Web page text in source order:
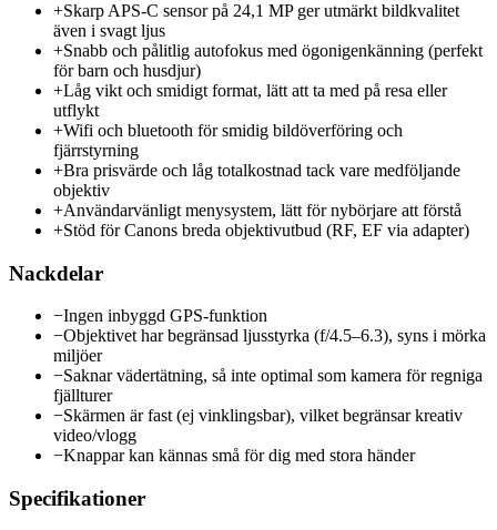
+Skarp APS-C sensor på 24,1 MP ger utmärkt bildkvalitet
även i svagt ljus
+Snabb och pålitlig autofokus med ögonigenkänning (perfekt
för barn och husdjur)
+Låg vikt och smidigt format, lätt att ta med på resa eller
utflykt
+Wifi och bluetooth för smidig bildöverföring och
fjärrstyrning
+Bra prisvärde och låg totalkostnad tack vare medföljande
objektiv
+Användarvänligt menysystem, lätt för nybörjare att förstå
+Stöd för Canons breda objektivutbud (RF, EF via adapter)
Nackdelar
−Ingen inbyggd GPS-funktion
−Objektivet har begränsad ljusstyrka (f/4.5–6.3), syns i mörka
miljöer
−Saknar vädertätning, så inte optimal som kamera för regniga
fjällturer
−Skärmen är fast (ej vinklingsbar), vilket begränsar kreativ
video/vlogg
−Knappar kan kännas små för dig med stora händer
Specifikationer